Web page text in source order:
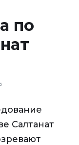
по
Салтанат